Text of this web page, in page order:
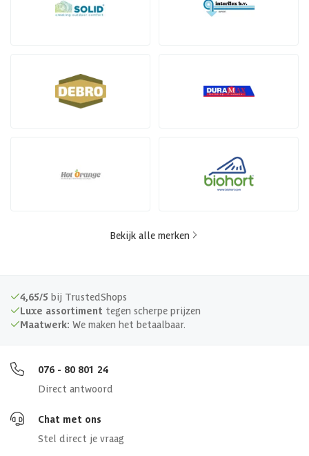
Bekijk alle merken
4,65/5 bij TrustedShops
Luxe assortiment tegen scherpe prijzen
Maatwerk: We maken het betaalbaar.
076 - 80 801 24
Direct antwoord
Chat met ons
Stel direct je vraag